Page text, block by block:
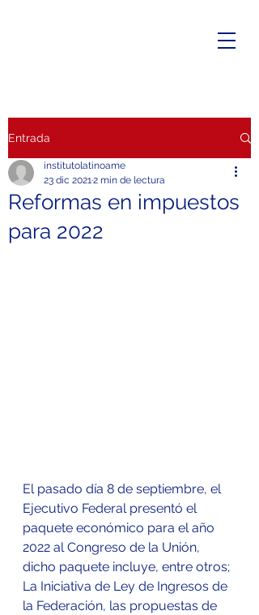
Entrada
Reformas en impuestos
para 2022
institutolatinoame
23 dic 20212 min de lectura
El pasado día 8 de septiembre, el
Ejecutivo Federal presentó el
paquete económico para el año
2022 al Congreso de la Unión,
dicho paquete incluye, entre otros;
La Iniciativa de Ley de Ingresos de
la Federación, las propuestas de